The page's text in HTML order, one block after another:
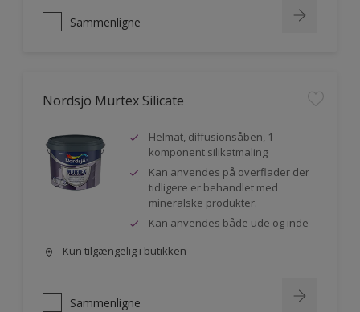
Sammenligne
Nordsjö Murtex Silicate
Helmat, diffusionsåben, 1-
komponent silikatmaling
Kan anvendes på overflader der
tidligere er behandlet med
mineralske produkter.
Kan anvendes både ude og inde
Kun tilgængelig i butikken
Sammenligne